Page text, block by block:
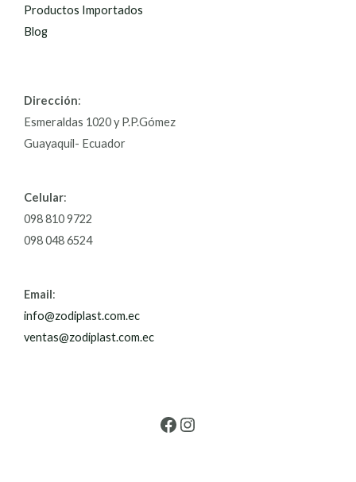
Productos Importados
Blog
Dirección:
Esmeraldas 1020 y P.P.Gómez
Guayaquil- Ecuador
Celular:
098 810 9722
098 048 6524
Email:
info@zodiplast.com.ec
ventas@zodiplast.com.ec